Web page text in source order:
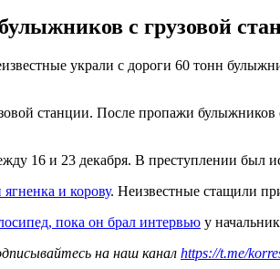
с грузовой
украли с дороги 60 тонн
станции. После пропажи
16 и 23 декабря. В преступлении был
и корову. Неизвестные стащили
пока он брал интервью у
на наш канал https://t.me/